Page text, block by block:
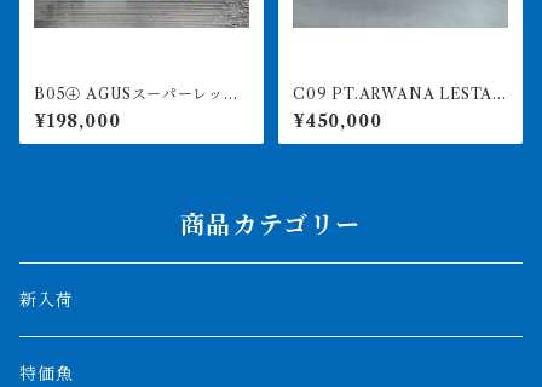
B05④ AGUSスーパーレッド
F4 18㎝前後 PT.ARWANA
LESTARI アジアアロワナ 紅
龍 260-005137
¥198,000
C09 PT.ARWANA LESTAR
I 最高峰紅龍 アブソリュート
レッド 17㎝前後 260-005
152 アグスファーム
¥450,000
商品カテゴリー
新入荷
特価魚